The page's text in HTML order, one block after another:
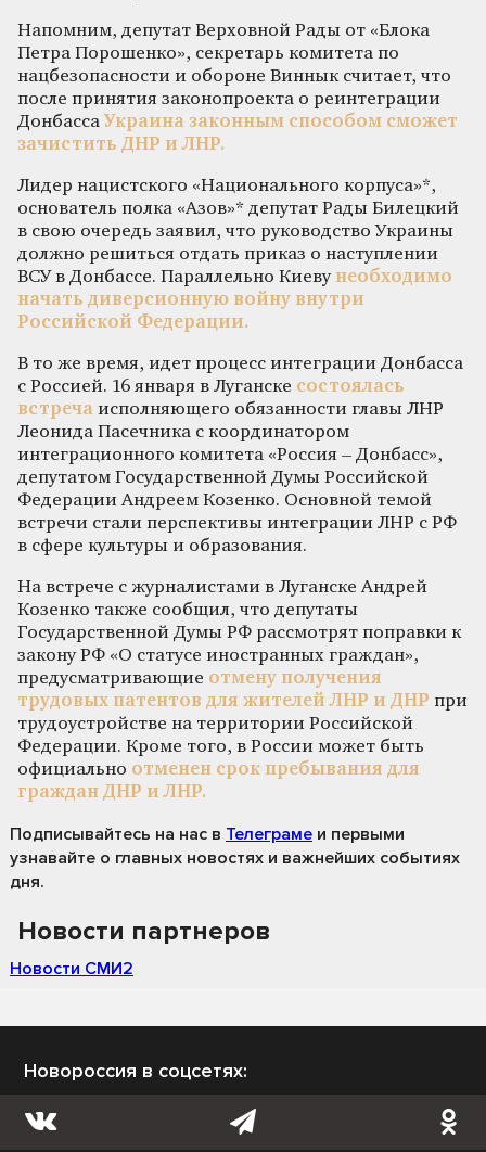
Напомним, депутат Верховной Рады от «Блока
Петра Порошенко», секретарь комитета по
нацбезопасности и обороне Виннык считает, что
после принятия законопроекта о реинтеграции
Донбасса Украина законным способом сможет
зачистить ДНР и ЛНР.
Лидер нацистского «Национального корпуса»*,
основатель полка «Азов»* депутат Рады Билецкий
в свою очередь заявил, что руководство Украины
должно решиться отдать приказ о наступлении
ВСУ в Донбассе. Параллельно Киеву необходимо
начать диверсионную войну внутри
Российской Федерации.
В то же время, идет процесс интеграции Донбасса
с Россией. 16 января в Луганске состоялась
встреча исполняющего обязанности главы ЛНР
Леонида Пасечника с координатором
интеграционного комитета «Россия – Донбасс»,
депутатом Государственной Думы Российской
Федерации Андреем Козенко. Основной темой
встречи стали перспективы интеграции ЛНР с РФ
в сфере культуры и образования.
На встрече с журналистами в Луганске Андрей
Козенко также сообщил, что депутаты
Государственной Думы РФ рассмотрят поправки к
закону РФ «О статусе иностранных граждан»,
предусматривающие отмену получения
трудовых патентов для жителей ЛНР и ДНР при
трудоустройстве на территории Российской
Федерации. Кроме того, в России может быть
официально отменен срок пребывания для
граждан ДНР и ЛНР.
Подписывайтесь на нас в Телеграме и первыми
узнавайте о главных новостях и важнейших событиях
дня.
Новости партнеров
Новости СМИ2
Новороссия в соцсетях: